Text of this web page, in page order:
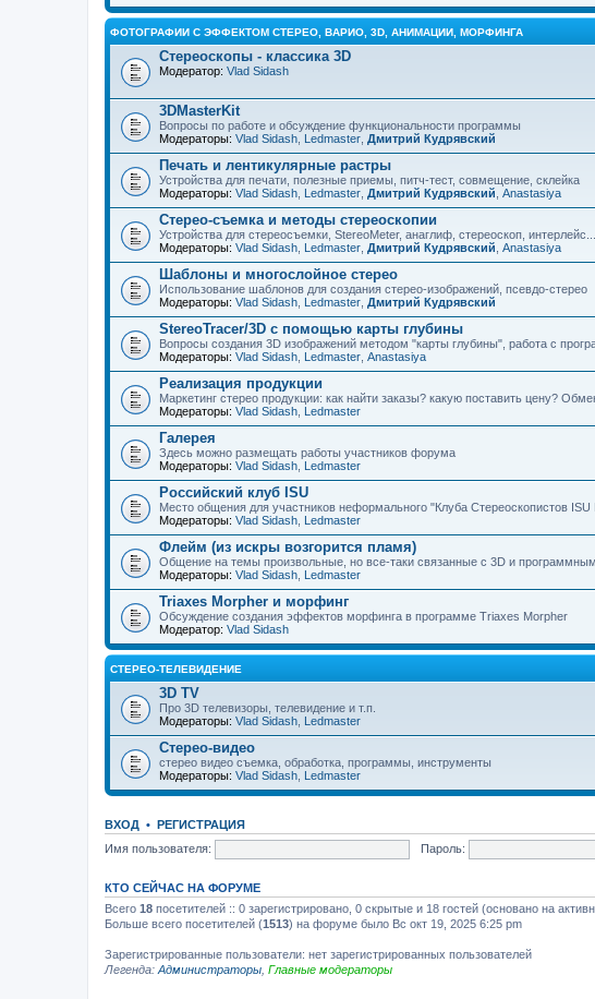
ФОТОГРАФИИ С ЭФФЕКТОМ СТЕРЕО, ВАРИО, 3D, АНИМАЦИИ, МОРФИНГА
Стереоскопы - классика 3D
Модератор: Vlad Sidash
3DMasterKit
Вопросы по работе и обсуждение функциональности программы
Модераторы: Vlad Sidash Ledmaster Дмитрий Кудрявский
Печать и лентикулярные растры
Устройства для печати, полезные приемы, питч-тест, совмещение, склейка
Модераторы: Vlad Sidash Ledmaster Дмитрий Кудрявский Anastasiya
Стерео-съемка и методы стереоскопии
Устройства для стереосъемки, StereoMeter, анаглиф, стереоскоп, интерлейс...
Модераторы: Vlad Sidash Ledmaster Дмитрий Кудрявский Anastasiya
Шаблоны и многослойное стерео
Использование шаблонов для создания стерео-изображений, псевдо-стерео
Модераторы: Vlad Sidash Ledmaster Дмитрий Кудрявский
StereoTracer/3D с помощью карты глубины
Вопросы создания 3D изображений методом "карты глубины", работа с
Модераторы: Vlad Sidash Ledmaster Anastasiya
Реализация продукции
Маркетинг стерео продукции: как найти заказы? какую поставить цену?
Модераторы: Vlad Sidash Ledmaster
Галерея
Здесь можно размещать работы участников форума
Модераторы: Vlad Sidash Ledmaster
Российский клуб ISU
Место общения для участников неформального "Клуба Стереоскопистов ISU
Модераторы: Vlad Sidash Ledmaster
Флейм (из искры возгорится пламя)
Общение на темы произвольные, но все-таки связанные с 3D и
Модераторы: Vlad Sidash Ledmaster
Triaxes Morpher и морфинг
Обсуждение создания эффектов морфинга в программе Triaxes Morpher
Модератор: Vlad Sidash
СТЕРЕО-ТЕЛЕВИДЕНИЕ
3D TV
Про 3D телевизоры, телевидение и т.п.
Модераторы: Vlad Sidash Ledmaster
Стерео-видео
стерео видео съемка, обработка, программы, инструменты
Модераторы: Vlad Sidash Ledmaster
ВХОД • РЕГИСТРАЦИЯ
Имя пользователя:
Пароль:
КТО СЕЙЧАС НА ФОРУМЕ
Всего 18 посетителей :: 0 зарегистрировано, 0 скрытые и 18 гостей (основано на
Больше всего посетителей (1513) на форуме было Вс окт 19, 2025 6:25 pm
Зарегистрированные пользователи: нет зарегистрированных пользователей
Легенда: Администраторы Главные модераторы